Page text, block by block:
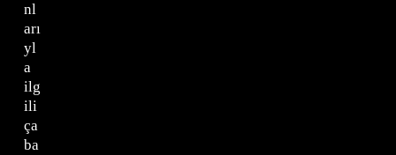
nl
arı
yl
a
ilg
ili
ça
ba